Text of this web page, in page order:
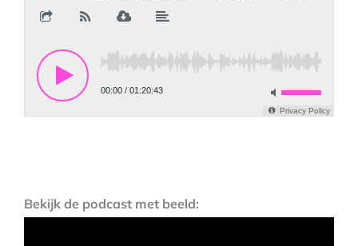
Bekijk de podcast met beeld: